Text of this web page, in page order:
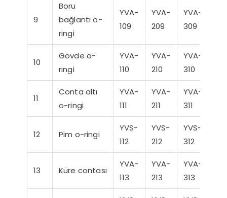
9
Boru
bağlantı o-
ringi
YVA-
109
YVA-
209
YVA-
309
10
Gövde o-
ringi
YVA-
110
YVA-
210
YVA-
310
11
Conta altı
o-ringi
YVA-
111
YVA-
211
YVA-
311
12 Pim o-ringi
YVS-
112
YVS-
212
YVS-
312
13 Küre contası
YVA-
113
YVA-
213
YVA-
313